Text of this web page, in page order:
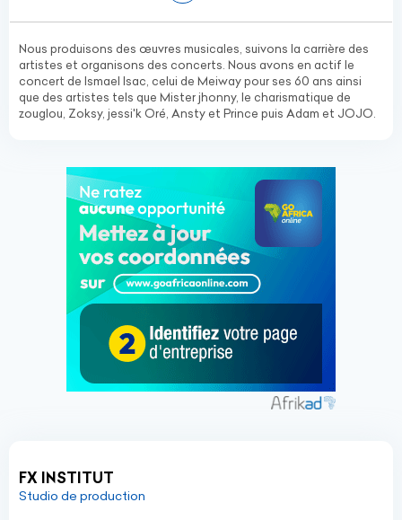
Nous produisons des œuvres musicales, suivons la carrière des
artistes et organisons des concerts. Nous avons en actif le
concert de Ismael Isac, celui de Meiway pour ses 60 ans ainsi
que des artistes tels que Mister jhonny, le charismatique de
zouglou, Zoksy, jessi'k Oré, Ansty et Prince puis Adam et JOJO.
FX INSTITUT
Studio de production